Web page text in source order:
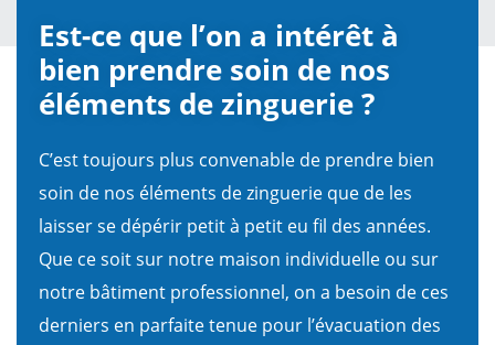
Est-ce que l’on a intérêt à
bien prendre soin de nos
éléments de zinguerie ?
C’est toujours plus convenable de prendre bien
soin de nos éléments de zinguerie que de les
laisser se dépérir petit à petit eu fil des années.
Que ce soit sur notre maison individuelle ou sur
notre bâtiment professionnel, on a besoin de ces
derniers en parfaite tenue pour l’évacuation des